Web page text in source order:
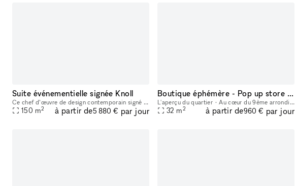
Suite événementielle signée Knoll
Ce chef d’œuvre de design contemporain signé Knoll s’élève élégamment au-dessus des jardins de la place des Vosges. Une belle enfilade lumineuse et épurée, disponible à la privatisation. L’espace sin
150 m2 à partir de5 880 € par jour
Boutique éphémère - Pop up store - rue des Martyrs (9ème)
L'aperçu du quartier • Au cœur du 9ème arrondissement sur le meilleur trottoir de la rue des Martyrs • Emplacement disposant d'un fort trafic toute la semaine et le we, attirant beaucoup des visite
32 m2 à partir de960 € par jour